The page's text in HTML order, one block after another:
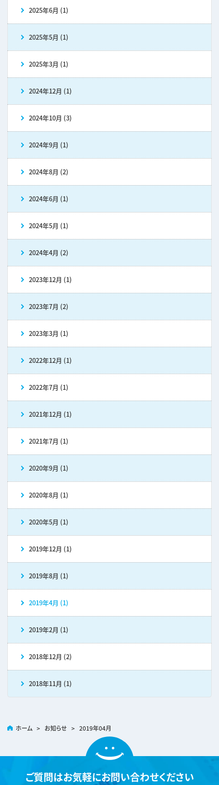
2025年6月 (1)
2025年5月 (1)
2025年3月 (1)
2024年12月 (1)
2024年10月 (3)
2024年9月 (1)
2024年8月 (2)
2024年6月 (1)
2024年5月 (1)
2024年4月 (2)
2023年12月 (1)
2023年7月 (2)
2023年3月 (1)
2022年12月 (1)
2022年7月 (1)
2021年12月 (1)
2021年7月 (1)
2020年9月 (1)
2020年8月 (1)
2020年5月 (1)
2019年12月 (1)
2019年8月 (1)
2019年4月 (1)
2019年2月 (1)
2018年12月 (2)
2018年11月 (1)
ホーム > お知らせ > 2019年04月
ご質問はお気軽にお問い合わせください